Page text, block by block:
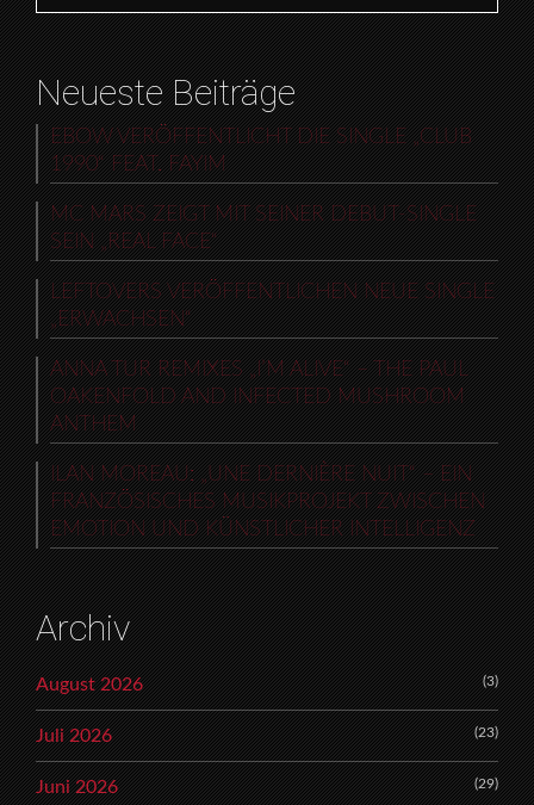
Neueste Beiträge
EBOW VERÖFFENTLICHT DIE SINGLE „CLUB
1990“ FEAT. FAYIM
MC MARS ZEIGT MIT SEINER DEBUT-SINGLE
SEIN „REAL FACE“
LEFTOVERS VERÖFFENTLICHEN NEUE SINGLE
„ERWACHSEN“
ANNA TUR REMIXES „I’M ALIVE“ – THE PAUL
OAKENFOLD AND INFECTED MUSHROOM
ANTHEM
ILAN MOREAU: „UNE DERNIÈRE NUIT“ – EIN
FRANZÖSISCHES MUSIKPROJEKT ZWISCHEN
EMOTION UND KÜNSTLICHER INTELLIGENZ
Archiv
August 2026 (3)
Juli 2026 (23)
Juni 2026 (29)